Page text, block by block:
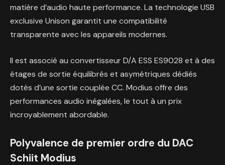
matière d’audio haute performance. La technologie USB
exclusive Unison garantit une compatibilité
transparente avec les appareils modernes.
Il est associé au convertisseur D/A ESS ES9028 et à des
étages de sortie équilibrés et asymétriques dédiés
dotés d’une sortie couplée CC. Modius offre des
performances audio inégalées, le tout à un prix
incroyablement abordable.
Polyvalence de premier ordre du DAC
Schiit Modius